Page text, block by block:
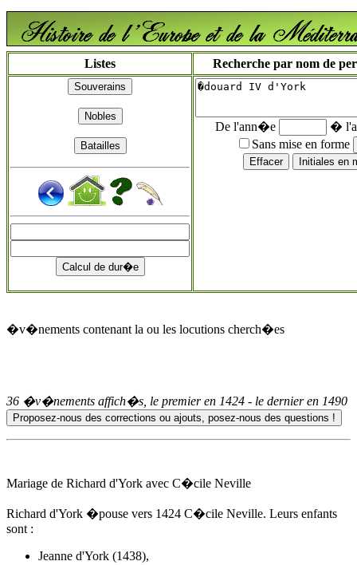
Listes Recherche par nom de
De l'ann�e
�
Sans mise en forme
�v�nements contenant la ou les locutions cherch�es
36 �v�nements affich�s, le premier en 1424 - le dernier en 1490
Mariage de Richard d'York avec C�cile Neville
Richard d'York �pouse vers 1424 C�cile Neville. Leurs enfants
sont :
Jeanne d'York (1438),